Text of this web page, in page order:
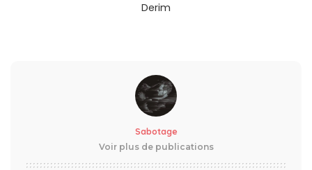
Derim
Sabotage
Voir plus de publications